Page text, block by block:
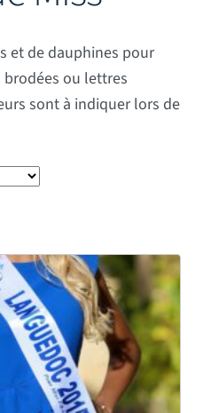
et de dauphines pour
ou lettres
sont à indiquer lors de